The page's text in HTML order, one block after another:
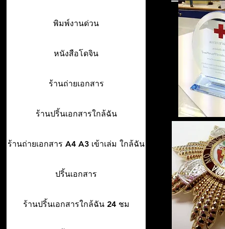
พิมพ์งานด่วน
หนังสือโดจิน
ร้านถ่ายเอกสาร
ร้านปริ้นเอกสารใกล้ฉัน
ร้านถ่ายเอกสาร A4 A3 เข้าเล่ม ใกล้ฉัน
ปริ้นเอกสาร
ร้านปริ้นเอกสารใกล้ฉัน 24 ชม